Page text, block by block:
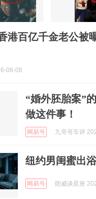
港百亿千金老公被
08-08
“婚外胚胎案”
做这件事！
网易号 九哥哥车评
纽约男闺蜜出
网易号 朗威谈星座